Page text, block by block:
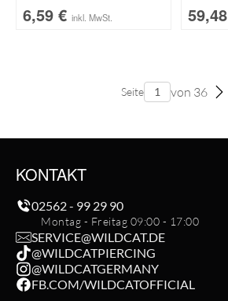
6,59 € inkl. MwSt. 59,48
Seite von 36
KONTAKT
02562 - 99 29 90
Montag - Freitag 09:00 - 17:00
SERVICE@WILDCAT.DE
@WILDCATPIERCING
@WILDCATGERMANY
FB.COM/WILDCATOFFICIAL